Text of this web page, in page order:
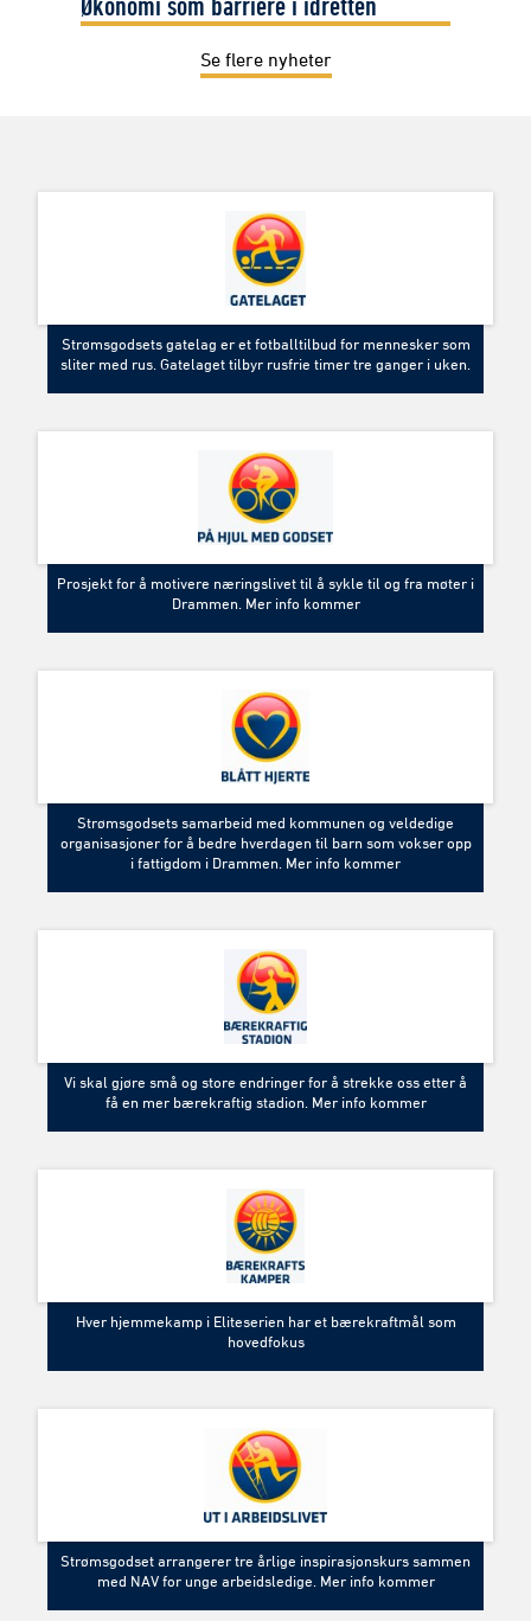
Se flere nyheter
Strømsgodsets gatelag er et fotballtilbud for mennesker som
sliter med rus. Gatelaget tilbyr rusfrie timer tre ganger i uken.
Prosjekt for å motivere næringslivet til å sykle til og fra møter i
Drammen. Mer info kommer
Strømsgodsets samarbeid med kommunen og veldedige
organisasjoner for å bedre hverdagen til barn som vokser opp
i fattigdom i Drammen. Mer info kommer
Vi skal gjøre små og store endringer for å strekke oss etter å
få en mer bærekraftig stadion. Mer info kommer
Hver hjemmekamp i Eliteserien har et bærekraftmål som
hovedfokus
Strømsgodset arrangerer tre årlige inspirasjonskurs sammen
med NAV for unge arbeidsledige. Mer info kommer